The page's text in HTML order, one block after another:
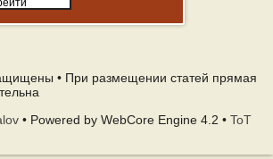
• При размещении статей прямая
• Powered by WebCore Engine 4.2 • ToT